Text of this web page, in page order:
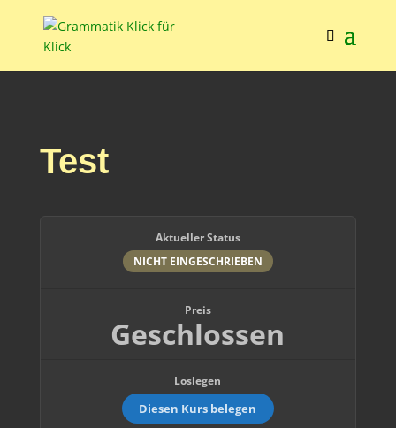
Test
Aktueller Status
NICHT EINGESCHRIEBEN
Preis
Geschlossen
Loslegen
Diesen Kurs belegen